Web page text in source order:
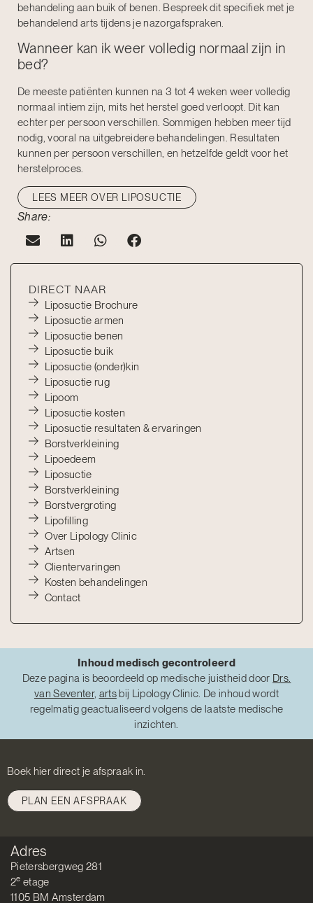
behandeling aan buik of benen. Bespreek dit specifiek met je
behandelend arts tijdens je nazorgafspraken.
Wanneer kan ik weer volledig normaal zijn in
bed?
De meeste patiënten kunnen na 3 tot 4 weken weer volledig
normaal intiem zijn, mits het herstel goed verloopt. Dit kan
echter per persoon verschillen. Sommigen hebben meer tijd
nodig, vooral na uitgebreidere behandelingen. Resultaten
kunnen per persoon verschillen, en hetzelfde geldt voor het
herstelproces.
LEES MEER OVER LIPOSUCTIE
Share:
DIRECT NAAR
Liposuctie Brochure
Liposuctie armen
Liposuctie benen
Liposuctie buik
Liposuctie (onder)kin
Liposuctie rug
Lipoom
Liposuctie kosten
Liposuctie resultaten & ervaringen
Borstverkleining
Lipoedeem
Liposuctie
Borstverkleining
Borstvergroting
Lipofilling
Over Lipology Clinic
Artsen
Clientervaringen
Kosten behandelingen
Contact
Inhoud medisch gecontroleerd
Deze pagina is beoordeeld op medische juistheid door Drs.
van Seventer, artsbij Lipology Clinic. De inhoud wordt
regelmatig geactualiseerd volgens de laatste medische
inzichten.
Boek hier direct je afspraak in.
PLAN EEN AFSPRAAK
Adres
Pietersbergweg 281
2e etage
1105 BM Amsterdam